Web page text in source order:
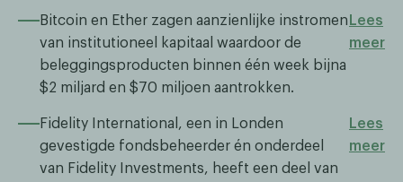
Bitcoin en Ether zagen aanzienlijke instromen
van institutioneel kapitaal waardoor de
beleggingsproducten binnen één week bijna
$2 miljard en $70 miljoen aantrokken.
Lees
meer
Fidelity International, een in Londen
gevestigde fondsbeheerder én onderdeel
van Fidelity Investments, heeft een deel van
Lees
meer